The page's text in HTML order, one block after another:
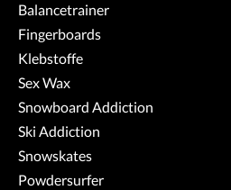
Balancetrainer
Fingerboards
Klebstoffe
Sex Wax
Snowboard Addiction
Ski Addiction
Snowskates
Powdersurfer